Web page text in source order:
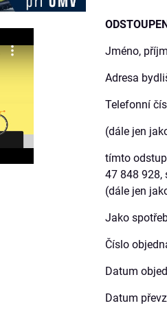
Jméno,
Adresa
Telefonní
(dále jen
tímto
47 848 928,
(dále jen
Jako
Číslo
Datum
Datum